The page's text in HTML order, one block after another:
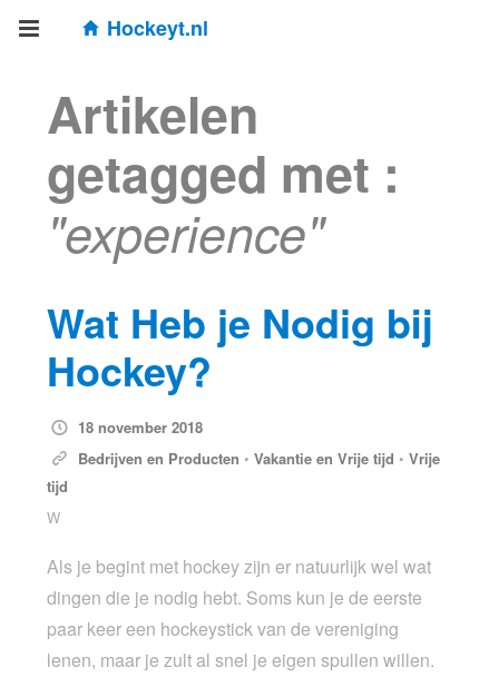
Hockeyt.nl
Artikelen
getagged met :
"experience"
Wat Heb je Nodig bij
Hockey?
18 november 2018
Bedrijven en Producten • Vakantie en Vrije tijd • Vrije
tijd
W
Als je begint met hockey zijn er natuurlijk wel wat
dingen die je nodig hebt. Soms kun je de eerste
paar keer een hockeystick van de vereniging
lenen, maar je zult al snel je eigen spullen willen.